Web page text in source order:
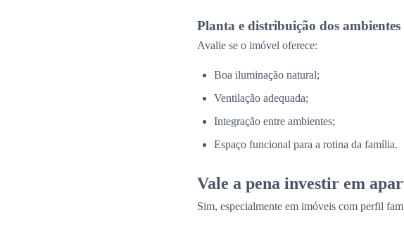
Planta e distribuição dos ambientes
Avalie se o imóvel oferece:
Boa iluminação natural;
Ventilação adequada;
Integração entre ambientes;
Espaço funcional para a rotina da família.
Vale a pena investir em
Sim, especialmente em imóveis com perfil